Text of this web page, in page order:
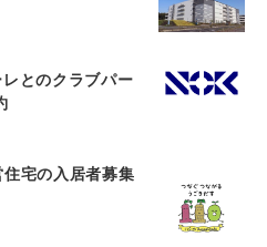
とのクラブパー
宅の入居者募集